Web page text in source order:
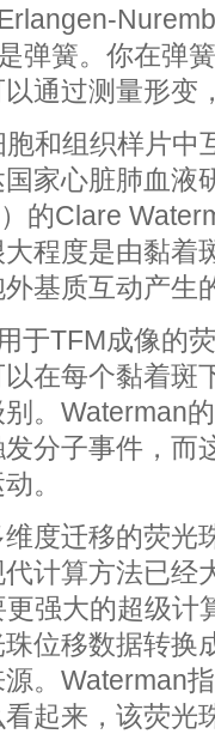
弹簧。你在弹
通过测量形变
和组织样片中
家心脏肺血液
的Clare
程度是由黏着
基质互动产生
于TFM成像的
在每个黏着斑
。Waterman
分子事件，而
。
度迁移的荧光
计算方法已经
强大的超级计
位移数据转换
。Waterman
起来，该荧光